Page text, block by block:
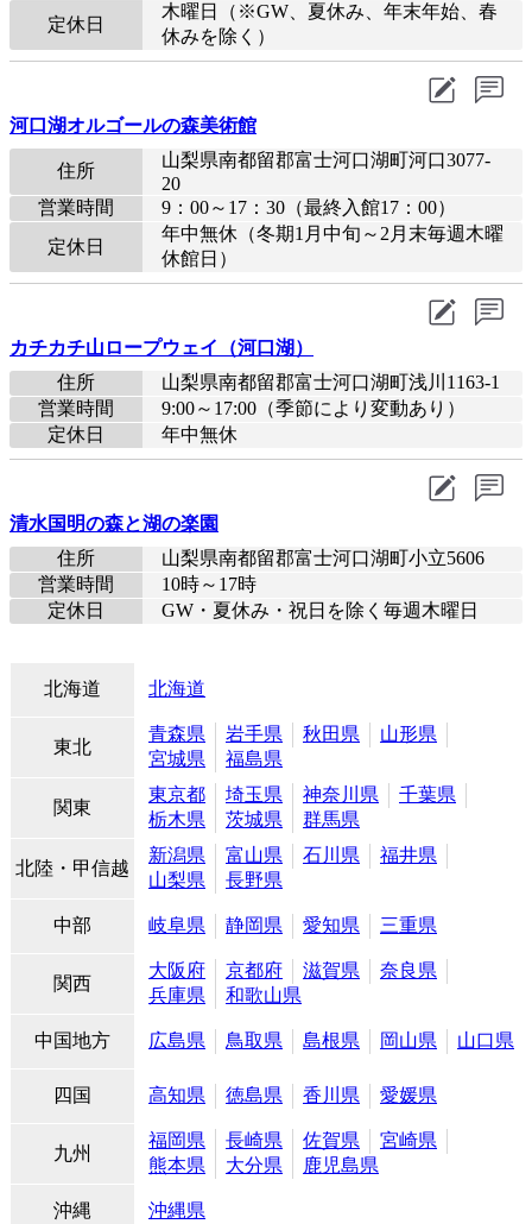
定休日
木曜日（※GW、夏休み、年末年始、春
休みを除く）
河口湖オルゴールの森美術館
住所
山梨県南都留郡富士河口湖町河口3077-
20
営業時間
9：00～17：30（最終入館17：00）
定休日
年中無休（冬期1月中旬～2月末毎週木曜
休館日）
カチカチ山ロープウェイ（河口湖）
住所
山梨県南都留郡富士河口湖町浅川1163-1
営業時間
9:00～17:00（季節により変動あり）
定休日
年中無休
清水国明の森と湖の楽園
住所
山梨県南都留郡富士河口湖町小立5606
営業時間
10時～17時
定休日
GW・夏休み・祝日を除く毎週木曜日
北海道 北海道
東北
青森県 岩手県 秋田県
山形県
宮城県
福島県
関東
東京都 埼玉県 神奈川県
千葉県
栃木県
茨城県 群馬県
北陸・甲信越
新潟県 富山県 石川県
福井県
山梨県
長野県
中部 岐阜県 静岡県 愛知県 三重県
関西
大阪府 京都府 滋賀県
奈良県
兵庫県
和歌山県
中国地方 広島県 鳥取県 島根県 岡山県 山口県
四国 高知県 徳島県 香川県 愛媛県
九州
福岡県 長崎県 佐賀県
宮崎県
熊本県
大分県 鹿児島県
沖縄 沖縄県